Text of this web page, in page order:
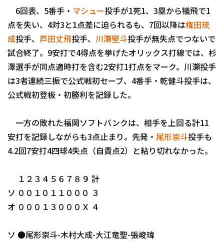
運営会社（別ウィンドウで開く） よくある質問
特定商取引法の表示
6回表、5番手・ マシュー投手が1死1、3塁から犠飛で1
点を失い、4対3と1点差に迫られるも、7回以降は権田琉
成投手、 芦田丈飛投手、 川瀬堅斗投手が無失点でつないで
試合終了。9安打で4得点を挙げたオリックス打線では、杉
澤選手が同点適時打を含む2安打1打点をマーク。川瀬投手
は3者連続三振で公式戦初セーブ、4番手・乾健斗投手は、
公式戦初登板・初勝利を記録した。
一方の敗れた福岡ソフトバンクは、相手を上回る計11
安打を記録しながらも3点止まり。先発・ 尾形崇斗投手も
4.2回7安打4四球4失点（自責点2）と粘り切れなかった。
１２３４５６７８９ 計
ソ ００１０１１０００ ３
オ ０００１３０００Ｘ ４
ソ ●尾形崇斗-木村大成-大江竜聖-張峻瑋